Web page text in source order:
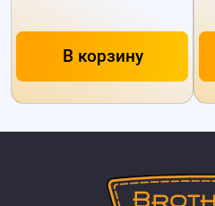
В корзину